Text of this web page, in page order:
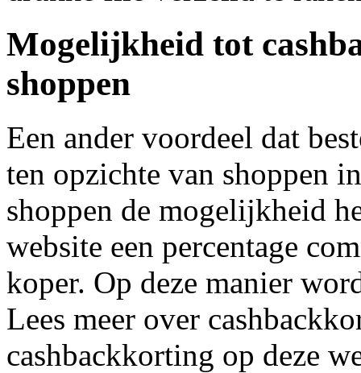
Mogelijkheid tot
shoppen
Een ander voordeel dat
ten opzichte van shoppen
shoppen de mogelijkheid
website een percentage
koper. Op deze manier
Lees meer over
cashbackkorting op deze